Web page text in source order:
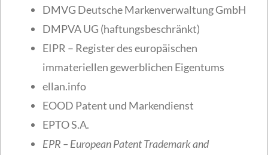
DMVG Deutsche Markenverwaltung GmbH
DMPVA UG (haftungsbeschränkt)
EIPR – Register des europäischen
immateriellen gewerblichen Eigentums
ellan.info
EOOD Patent und Markendienst
EPTO S.A.
EPR – European Patent Trademark and